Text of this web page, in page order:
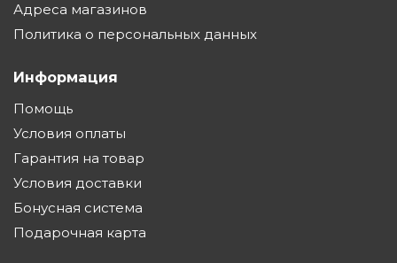
Адреса магазинов
Политика о персональных данных
Информация
Помощь
Условия оплаты
Гарантия на товар
Условия доставки
Бонусная система
Подарочная карта